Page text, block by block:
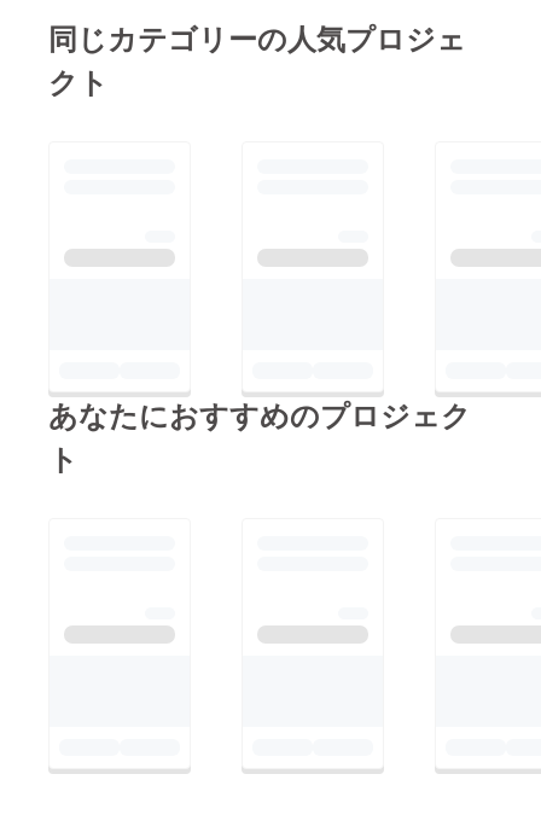
支援総額：1579,710
円◆CAMPFIRE決済手
済一般社団法人日本飲
いにお役立て頂けるこ
上げます。 今後も引
こしていけたらと思い
同じカテゴリーの人気プロジェ
クト
あなたにおすすめのプロジェク
ト